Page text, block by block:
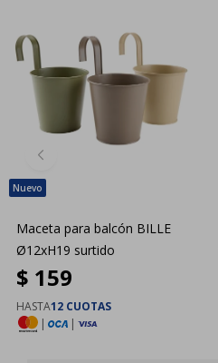
Maceta para balcón BILLE
Ø12xH19 surtido
$ 159
HASTA12 CUOTAS
|
|